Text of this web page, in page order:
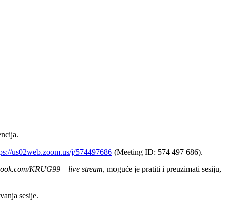
us02web.zoom.us/j/574497686 (Meeting ID: 574 497 686).
KRUG99– live stream, moguće je pratiti i preuzimati sesiju,
sesije.